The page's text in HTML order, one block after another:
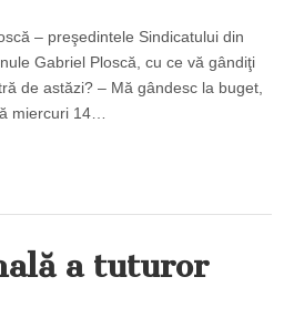
– preşedintele Sindicatului din
Gabriel Ploscă, cu ce vă gândiţi
de astăzi? – Mă gândesc la buget,
miercuri 14…
a tuturor